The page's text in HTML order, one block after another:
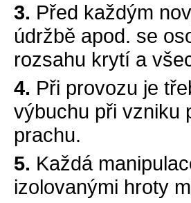
3. Před každým
údržbě apod. se
rozsahu krytí a
4. Při provozu je
výbuchu při vzniku
prachu.
5. Každá
izolovanými hroty